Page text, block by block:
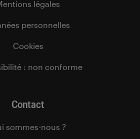
légales
personnelles
Cookies
: non conforme
Contact
sommes-nous ?